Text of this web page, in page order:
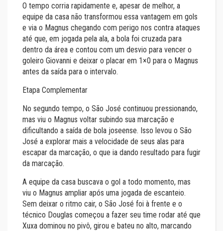
O tempo corria rapidamente e, apesar de melhor, a
equipe da casa não transformou essa vantagem em gols
e via o Magnus chegando com perigo nos contra ataques
até que, em jogada pela ala, a bola foi cruzada para
dentro da área e contou com um desvio para vencer o
goleiro Giovanni e deixar o placar em 1×0 para o Magnus
antes da saída para o intervalo.
Etapa Complementar
No segundo tempo, o São José continuou pressionando,
mas viu o Magnus voltar subindo sua marcação e
dificultando a saída de bola joseense. Isso levou o São
José a explorar mais a velocidade de seus alas para
escapar da marcação, o que ia dando resultado para fugir
da marcação.
A equipe da casa buscava o gol a todo momento, mas
viu o Magnus ampliar após uma jogada de escanteio.
Sem deixar o ritmo cair, o São José foi à frente e o
técnico Douglas começou a fazer seu time rodar até que
Xuxa dominou no pivô, girou e bateu no alto, marcando